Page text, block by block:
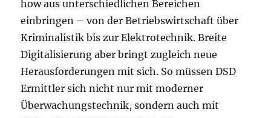
how aus unterschiedlichen Bereichen
einbringen – von der Betriebswirtschaft über
Kriminalistik bis zur Elektrotechnik. Breite
Digitalisierung aber bringt zugleich neue
Herausforderungen mit sich. So müssen DSD
Ermittler sich nicht nur mit moderner
Überwachungstechnik, sondern auch mit